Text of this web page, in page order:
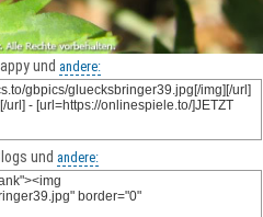
und andere:
und andere: